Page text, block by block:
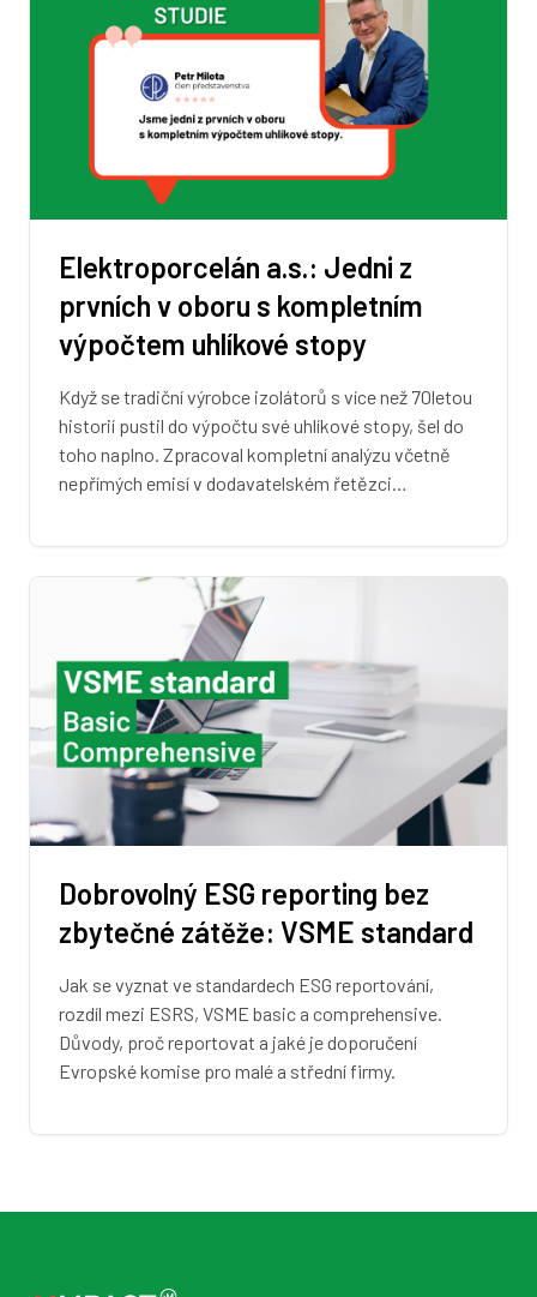
Elektroporcelán a.s.: Jedni z
prvních v oboru s kompletním
výpočtem uhlíkové stopy
Když se tradiční výrobce izolátorů s více než 70letou
historií pustil do výpočtu své uhlíkové stopy, šel do
toho naplno. Zpracoval kompletní analýzu včetně
nepřímých emisí v dodavatelském řetězci…
Dobrovolný ESG reporting bez
zbytečné zátěže: VSME standard
Jak se vyznat ve standardech ESG reportování,
rozdíl mezi ESRS, VSME basic a comprehensive.
Důvody, proč reportovat a jaké je doporučení
Evropské komise pro malé a střední firmy.